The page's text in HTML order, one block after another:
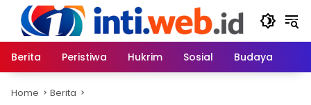
content
Berita
Peristiwa Hukrim Sosial Budaya
Home Berita